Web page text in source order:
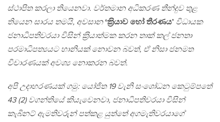
ස්ථාපිත කරලා තියෙනවා. වර්තමාන අධිකරණ තීන්දුව තුළ
තියෙන සාරය තමයි, අවසාන‘ක‍්‍රියාව හෝ තීරණය’ විධායක
ජනාධිපතිවරයා විසින් ක‍්‍රියාත්මක කරන තාක් කල් ජනතා
පරමාධිපත්‍යයට හානියක් නොවන බවත්, ඒ නිසා ජනමත
විචාරණයක් අවශ්‍ය නොකරන බවත්.
අපි උදාහරණයක් ගමු: යෝජිත 19 වැනි සංශෝධන කෙටුම්පතේ
43 (2) වගන්තියේ කියැවෙනවා, ජනාධිපතිවරයා විසින්
කැබිනට් ඇමතිවරුන් පත්කළ යුත්තේ අගමැතිවරයාගේ